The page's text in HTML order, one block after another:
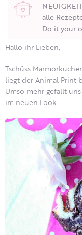
alle
Do it your
Hallo ihr Lieben,
Tschüss
liegt der Animal Print
Umso mehr gefällt
im neuen Look.